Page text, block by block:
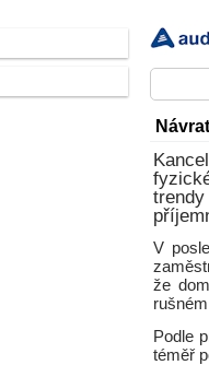
V
že
Podle
téměř